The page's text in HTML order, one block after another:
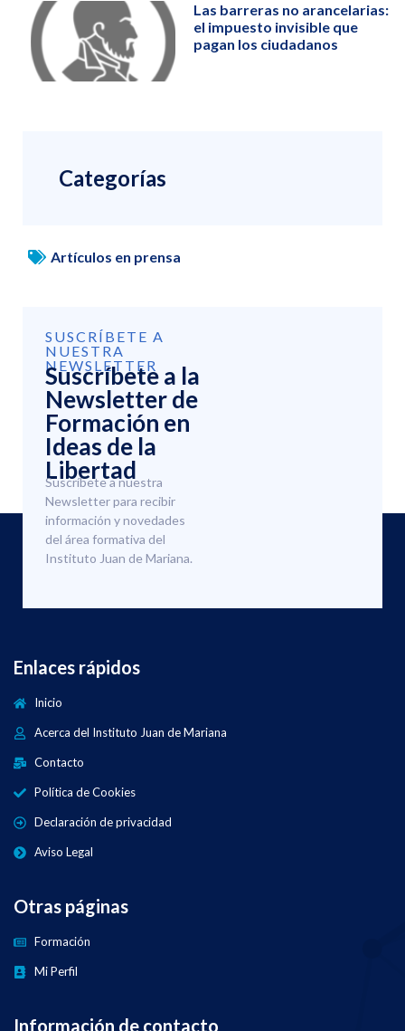
Las barreras no arancelarias:
el impuesto invisible que
pagan los ciudadanos
Categorías
Artículos en prensa
SUSCRÍBETE A
NUESTRA
NEWSLETTER
Suscríbete a la
Newsletter de
Formación en
Ideas de la
Libertad
Suscríbete a nuestra
Newsletter para recibir
información y novedades
del área formativa del
Instituto Juan de Mariana.
Enlaces rápidos
Inicio
Acerca del Instituto Juan de Mariana
Contacto
Política de Cookies
Declaración de privacidad
Aviso Legal
Otras páginas
Formación
Mi Perfil
Información de contacto